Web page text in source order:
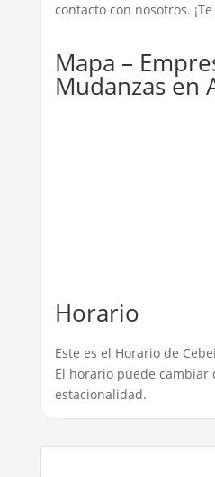
contacto con nosotros.
Mapa –
Mudanzas en
Horario
Este es el Horario de
El horario puede cambiar
estacionalidad.